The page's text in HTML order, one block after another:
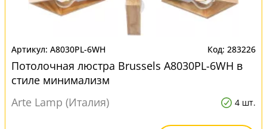
A8030PL-6WH 283226
Потолочная люстра Brussels A8030PL-6WH в
стиле минимализм
Arte Lamp (Италия)
4 шт.